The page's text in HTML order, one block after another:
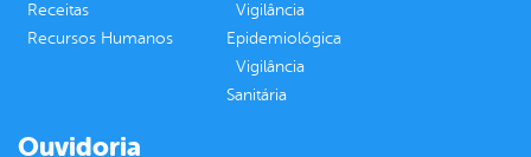
Receitas
Recursos Humanos
Vigilância
Epidemiológica
Vigilância
Sanitária
Ouvidoria